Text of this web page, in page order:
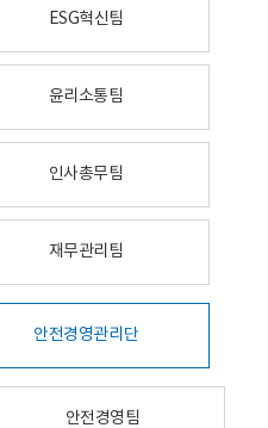
ESG혁신팀
윤리소통팀
인사총무팀
재무관리팀
안전경영관리단
안전경영팀